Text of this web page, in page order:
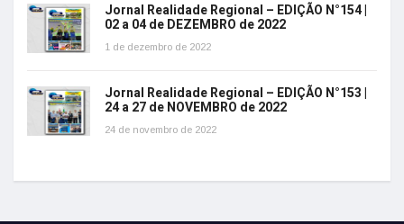
Jornal Realidade Regional – EDIÇÃO N°154 |
02 a 04 de DEZEMBRO de 2022
1 de dezembro de 2022
Jornal Realidade Regional – EDIÇÃO N°153 |
24 a 27 de NOVEMBRO de 2022
24 de novembro de 2022